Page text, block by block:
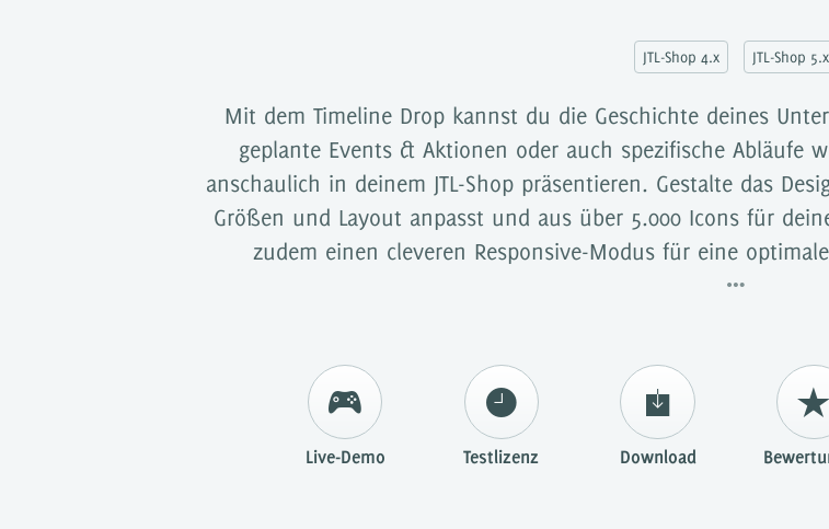
JTL-Shop 4.x JTL-Shop 5.x
Mit dem Timeline Drop kannst du die Geschichte deines
geplante Events & Aktionen oder auch spezifische Abläufe
anschaulich in deinem JTL-Shop präsentieren. Gestalte das
Größen und Layout anpasst und aus über 5.000 Icons für
zudem einen cleveren Responsive-Modus für eine
Live-Demo Testlizenz Download